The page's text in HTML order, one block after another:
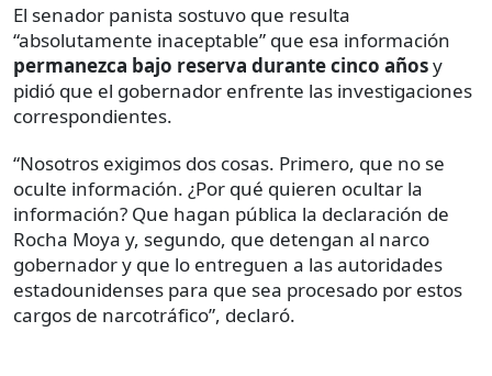
El senador panista sostuvo que resulta
“absolutamente inaceptable” que esa información
permanezca bajo reserva durante cinco añosy
pidió que el gobernador enfrente las investigaciones
correspondientes.
“Nosotros exigimos dos cosas. Primero, que no se
oculte información. ¿Por qué quieren ocultar la
información? Que hagan pública la declaración de
Rocha Moya y, segundo, que detengan al narco
gobernador y que lo entreguen a las autoridades
estadounidenses para que sea procesado por estos
cargos de narcotráfico”, declaró.